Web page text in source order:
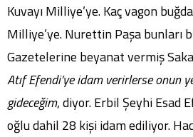
Kuvayı Milliye’ye. Kaç vagon
Milliye’ye. Nurettin Paşa bunları
Gazetelerine beyanat vermiş
Atıf Efendi’ye idam verirlerse onun
gideceğim, diyor. Erbil Şeyhi Esad
oğlu dahil 28 kişi idam ediliyor.